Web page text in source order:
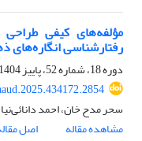
مؤلفه‌های کیفی
رفتارشناسی انگاره‌های
دوره 18، شماره 52، پاییز 1404، صفحه
سحر مدح خان، احمد دانائی‌‌نیا
مشاهده مقاله
اصل